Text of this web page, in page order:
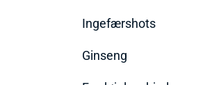
Ingefærshots
Ginseng